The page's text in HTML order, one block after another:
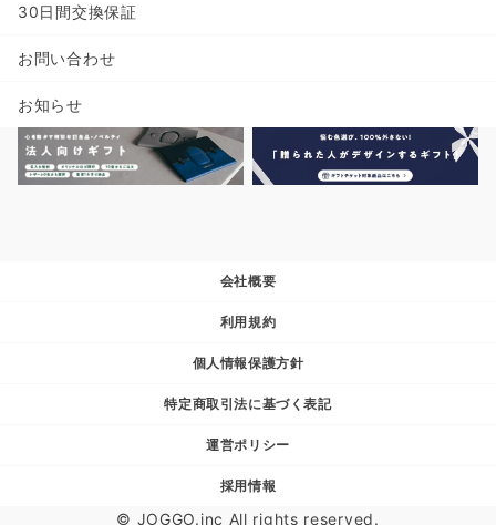
30日間交換保証
お問い合わせ
お知らせ
会社概要
利用規約
個人情報保護方針
特定商取引法に基づく表記
運営ポリシー
採用情報
© JOGGO.inc All rights reserved.